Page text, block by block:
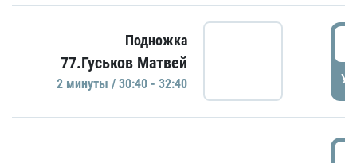
Подножка
77.Гуськов Матвей
2 минуты / 30:40 - 32:40